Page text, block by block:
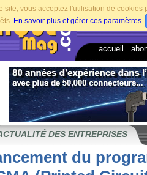
site, vous acceptez l'utilisation de
En savoir plus et gérer ces paramètres.
accueil
DES ENTREPRISES
du